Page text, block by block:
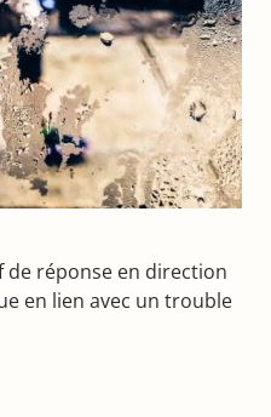
réponse en direction
en lien avec un trouble